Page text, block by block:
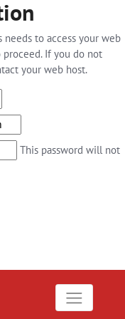
needs to access your web
proceed. If you do not
your web host.
This password will not